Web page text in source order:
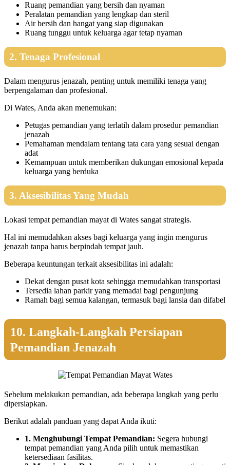
Ruang pemandian yang bersih dan nyaman
Peralatan pemandian yang lengkap dan steril
Air bersih dan hangat yang siap digunakan
Ruang tunggu untuk keluarga agar tetap nyaman
2. Tenaga Profesional
Dalam mengurus jenazah, penting untuk memiliki tenaga yang
berpengalaman dan profesional.
Di Wates, Anda akan menemukan:
Petugas pemandian yang terlatih dalam prosedur pemandian
jenazah
Pemahaman mendalam tentang tata cara yang sesuai dengan
adat
Kemampuan untuk memberikan dukungan emosional kepada
keluarga yang berduka
3. Aksesibilitas Yang Mudah
Lokasi tempat pemandian mayat di Wates sangat strategis.
Hal ini memudahkan akses bagi keluarga yang ingin mengurus
jenazah tanpa harus berpindah tempat jauh.
Beberapa keuntungan terkait aksesibilitas ini adalah:
Dekat dengan pusat kota sehingga memudahkan transportasi
Tersedia lahan parkir yang memadai bagi pengunjung
Ramah bagi semua kalangan, termasuk bagi lansia dan difabel
10. Langkah-Langkah Persiapan
Pemandian Jenazah
Sebelum melakukan pemandian, ada beberapa langkah yang perlu
dipersiapkan.
Berikut adalah panduan yang dapat Anda ikuti:
1. Menghubungi Tempat Pemandian: Segera hubungi
tempat pemandian yang Anda pilih untuk memastikan
ketersediaan fasilitas.